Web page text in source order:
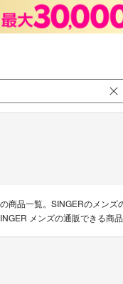
商品一覧。SINGERのメン
メンズの通販できる商品